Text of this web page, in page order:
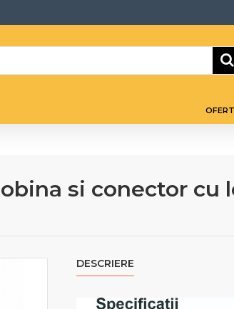
si conector
DESCRIERE